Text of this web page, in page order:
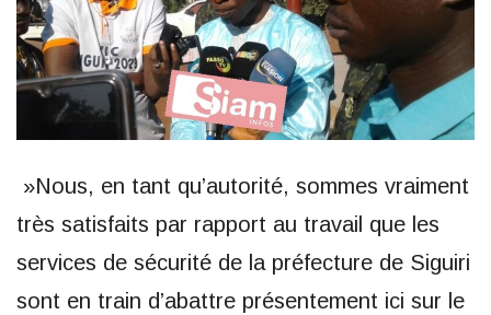
»Nous, en tant qu’autorité, sommes vraiment
très satisfaits par rapport au travail que les
services de sécurité de la préfecture de Siguiri
sont en train d’abattre présentement ici sur le